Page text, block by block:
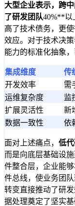
大型企业表示，跨
了研发团队40%**以
高了技术债务，更
效应。对于技术决
能力的标准化抽象
集成维度
传
开发效率
需
运维复杂度
监
扩展灵活性
新
数据一致性
依
面对上述痛点， 低
而是向底层基础设
件整合层，企业能
件总线，使业务团
转变直接推动了研
据处理奠定了坚实基